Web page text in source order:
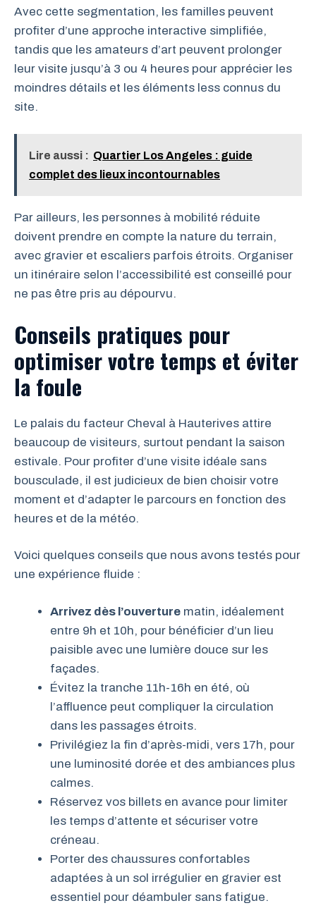
Avec cette segmentation, les familles peuvent
profiter d’une approche interactive simplifiée,
tandis que les amateurs d’art peuvent prolonger
leur visite jusqu’à 3 ou 4 heures pour apprécier les
moindres détails et les éléments less connus du
site.
Lire aussi : Quartier Los Angeles : guide
complet des lieux incontournables
Par ailleurs, les personnes à mobilité réduite
doivent prendre en compte la nature du terrain,
avec gravier et escaliers parfois étroits. Organiser
un itinéraire selon l’accessibilité est conseillé pour
ne pas être pris au dépourvu.
Conseils pratiques pour
optimiser votre temps et éviter
la foule
Le palais du facteur Cheval à Hauterives attire
beaucoup de visiteurs, surtout pendant la saison
estivale. Pour profiter d’une visite idéale sans
bousculade, il est judicieux de bien choisir votre
moment et d’adapter le parcours en fonction des
heures et de la météo.
Voici quelques conseils que nous avons testés pour
une expérience fluide :
Arrivez dès l’ouverture matin, idéalement
entre 9h et 10h, pour bénéficier d’un lieu
paisible avec une lumière douce sur les
façades.
Évitez la tranche 11h-16h en été, où
l’affluence peut compliquer la circulation
dans les passages étroits.
Privilégiez la fin d’après-midi, vers 17h, pour
une luminosité dorée et des ambiances plus
calmes.
Réservez vos billets en avance pour limiter
les temps d’attente et sécuriser votre
créneau.
Porter des chaussures confortables
adaptées à un sol irrégulier en gravier est
essentiel pour déambuler sans fatigue.